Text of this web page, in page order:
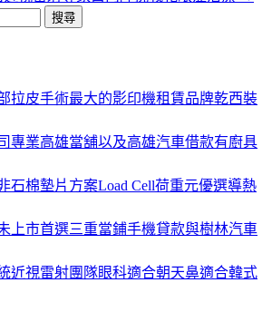
拉皮手術最大的影印機租賃品牌乾西裝
專業高雄當舖以及高雄汽車借款有廚具
石棉墊片方案Load Cell荷重元優選導熱
上市首選三重當鋪手機貸款與樹林汽車
近視雷射團隊眼科適合朝天鼻適合韓式